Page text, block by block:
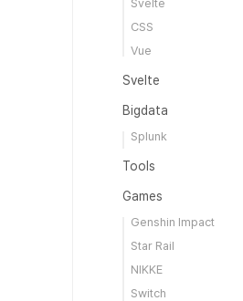
Svelte
CSS
Vue
Svelte
Bigdata
Splunk
Tools
Games
Genshin Impact
Star Rail
NIKKE
Switch